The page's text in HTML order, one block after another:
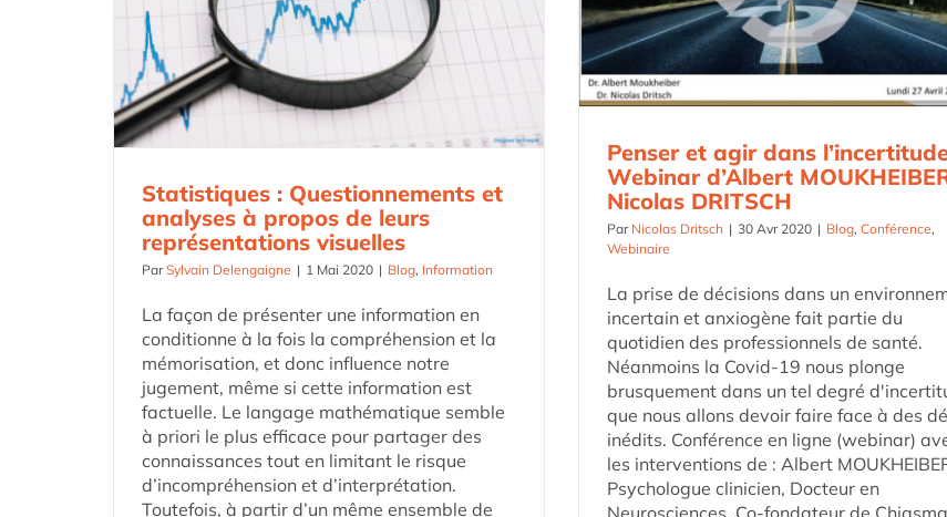
Statistiques : Questionnements et
analyses à propos de leurs
représentations visuelles
ParSylvain Delengaigne | 1 Mai 2020 | Blog, Information
La façon de présenter une information en
conditionne à la fois la compréhension et la
mémorisation, et donc influence notre
jugement, même si cette information est
factuelle. Le langage mathématique semble
à priori le plus efficace pour partager des
connaissances tout en limitant le risque
d’incompréhension et d’interprétation.
Toutefois, à partir d’un même ensemble de
Penser et agir dans
Webinar d’Albert
Nicolas DRITSCH
Par Nicolas Dritsch | 30 Avr 2020 | Blog, Conférence,
Webinaire
La prise de décisions dans un
incertain et anxiogène fait partie du
quotidien des professionnels de santé.
Néanmoins la Covid-19 nous plonge
brusquement dans un tel degré
que nous allons devoir faire face à des
inédits. Conférence en ligne (webinar)
les interventions de : Albert
Psychologue clinicien, Docteur en